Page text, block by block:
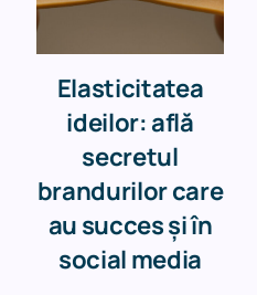
Elasticitatea
ideilor: află
secretul
brandurilor care
au succes și în
social media